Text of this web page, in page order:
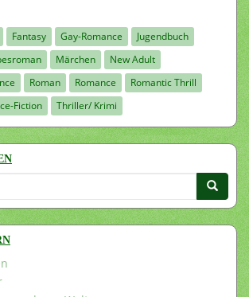
Fantasy Gay-Romance
Jugendbuch
Märchen
New Adult
Roman Romance
Romantic Thrill
Fiction Thriller/ Krimi